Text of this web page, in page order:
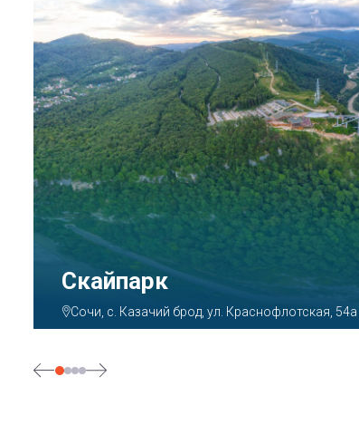
Парк «Ривьера»
Сочи, ул. Егорова, 1/6, микрорайон Центральный